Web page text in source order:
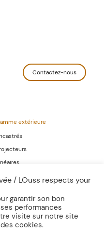
Contactez-nous
extérieure
/ LOuss respects your
garantir son bon
performances
visite sur notre site
cookies.